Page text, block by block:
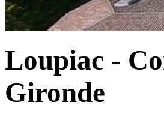
Loupiac -
Gironde